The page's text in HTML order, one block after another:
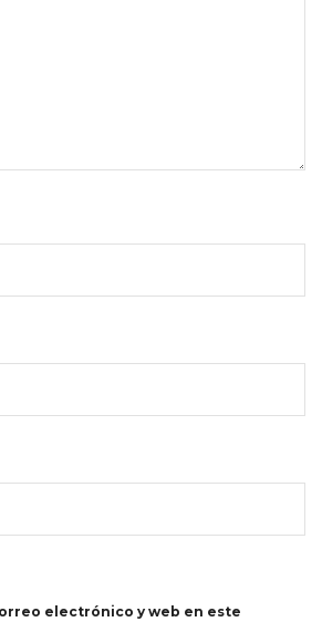
electrónico y web en este